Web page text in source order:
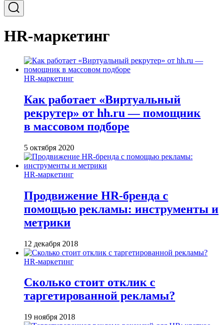
HR-маркетинг
HR-маркетинг
Как работает «Виртуальный
рекрутер» от hh.ru — помощник
в массовом подборе
5 октября 2020
HR-маркетинг
Продвижение HR-бренда с
помощью рекламы: инструменты и
метрики
12 декабря 2018
HR-маркетинг
Сколько стоит отклик с
таргетированной рекламы?
19 ноября 2018